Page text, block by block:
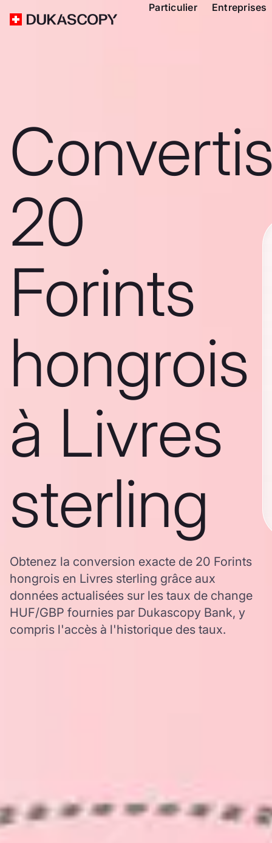
Particulier Entreprises
20
Forints
hongrois
à Livres
sterling
Obtenez la conversion exacte de 20 Forints
hongrois en Livres sterling grâce aux
données actualisées sur les taux de change
HUF/GBP fournies par Dukascopy Bank, y
compris l'accès à l'historique des taux.